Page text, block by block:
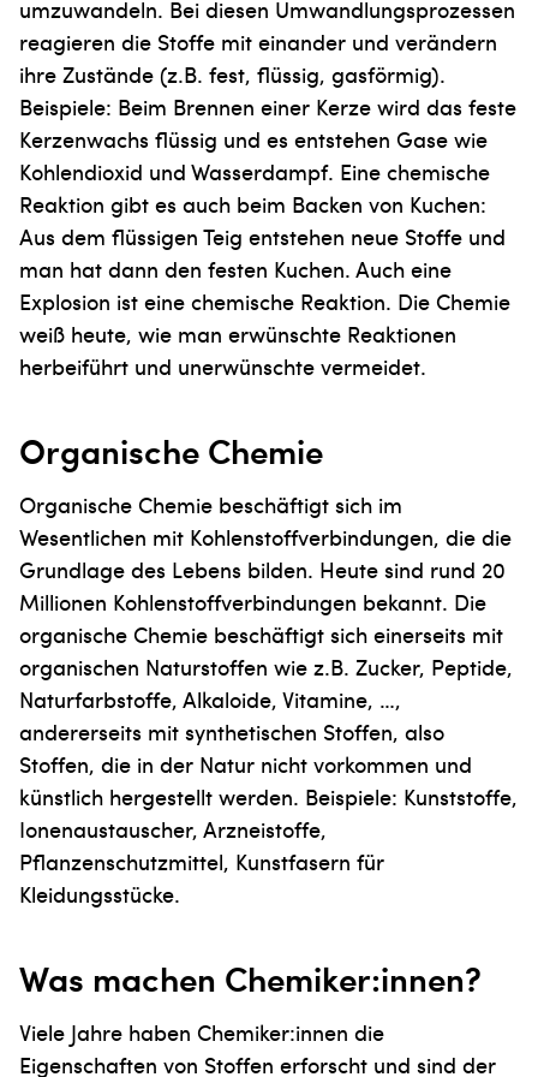
umzuwandeln. Bei diesen Umwandlungsprozessen
reagieren die Stoffe mit einander und verändern
ihre Zustände (z.B. fest, flüssig, gasförmig).
Beispiele: Beim Brennen einer Kerze wird das feste
Kerzenwachs flüssig und es entstehen Gase wie
Kohlendioxid und Wasserdampf. Eine chemische
Reaktion gibt es auch beim Backen von Kuchen:
Aus dem flüssigen Teig entstehen neue Stoffe und
man hat dann den festen Kuchen. Auch eine
Explosion ist eine chemische Reaktion. Die Chemie
weiß heute, wie man erwünschte Reaktionen
herbeiführt und unerwünschte vermeidet.
Organische Chemie
Organische Chemie beschäftigt sich im
Wesentlichen mit Kohlenstoffverbindungen, die die
Grundlage des Lebens bilden. Heute sind rund 20
Millionen Kohlenstoffverbindungen bekannt. Die
organische Chemie beschäftigt sich einerseits mit
organischen Naturstoffen wie z.B. Zucker, Peptide,
Naturfarbstoffe, Alkaloide, Vitamine, …,
andererseits mit synthetischen Stoffen, also
Stoffen, die in der Natur nicht vorkommen und
künstlich hergestellt werden. Beispiele: Kunststoffe,
Ionenaustauscher, Arzneistoffe,
Pflanzenschutzmittel, Kunstfasern für
Kleidungsstücke.
Was machen Chemiker:innen?
Viele Jahre haben Chemiker:innen die
Eigenschaften von Stoffen erforscht und sind der